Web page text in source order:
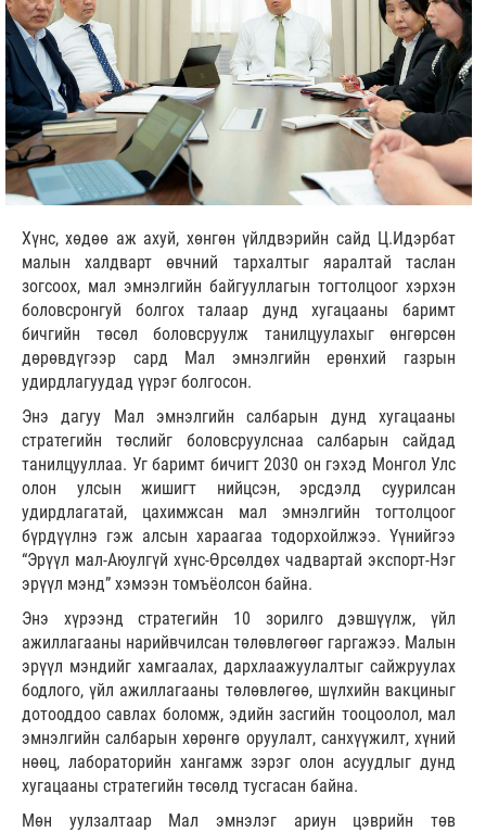
Хүнс, хөдөө аж ахуй, хөнгөн үйлдвэрийн сайд Ц.Идэрбат
малын халдварт өвчний тархалтыг яаралтай таслан
зогсоох, мал эмнэлгийн байгууллагын тогтолцоог хэрхэн
боловсронгуй болгох талаар дунд хугацааны баримт
бичгийн төсөл боловсруулж танилцуулахыг өнгөрсөн
дөрөвдүгээр сард Мал эмнэлгийн ерөнхий газрын
удирдлагуудад үүрэг болгосон.
Энэ дагуу Мал эмнэлгийн салбарын дунд хугацааны
стратегийн төслийг боловсруулснаа салбарын сайдад
танилцууллаа. Уг баримт бичигт 2030 он гэхэд Монгол Улс
олон улсын жишигт нийцсэн, эрсдэлд суурилсан
удирдлагатай, цахимжсан мал эмнэлгийн тогтолцоог
бүрдүүлнэ гэж алсын хараагаа тодорхойлжээ. Үүнийгээ
“Эрүүл мал-Аюулгүй хүнс-Өрсөлдөх чадвартай экспорт-Нэг
эрүүл мэнд” хэмээн томъёолсон байна.
Энэ хүрээнд стратегийн 10 зорилго дэвшүүлж, үйл
ажиллагааны нарийвчилсан төлөвлөгөөг гаргажээ. Малын
эрүүл мэндийг хамгаалах, дархлаажуулалтыг сайжруулах
бодлого, үйл ажиллагааны төлөвлөгөө, шүлхийн вакциныг
дотооддоо савлах боломж, эдийн засгийн тооцоолол, мал
эмнэлгийн салбарын хөрөнгө оруулалт, санхүүжилт, хүний
нөөц, лабораторийн хангамж зэрэг олон асуудлыг дунд
хугацааны стратегийн төсөлд тусгасан байна.
Мөн уулзалтаар Мал эмнэлэг ариун цэврийн төв